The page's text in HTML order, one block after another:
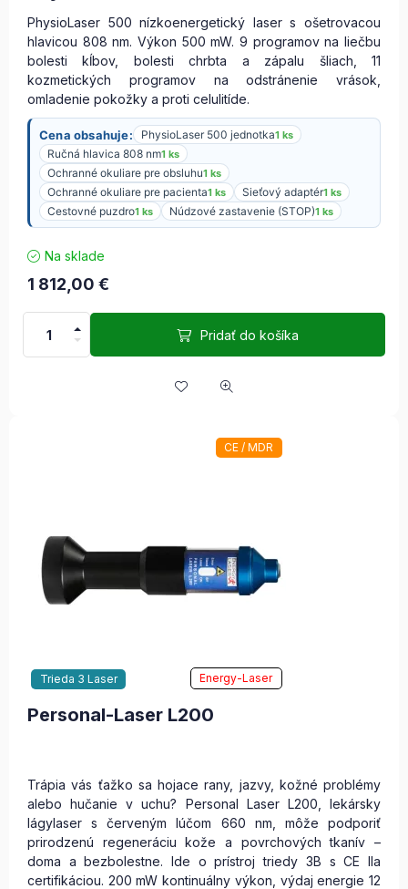
PhysioLaser 500 nízkoenergetický laser s ošetrovacou
hlavicou 808 nm. Výkon 500 mW. 9 programov na liečbu
bolesti kĺbov, bolesti chrbta a zápalu šliach, 11
kozmetických programov na odstránenie vrások,
omladenie pokožky a proti celulitíde.
Cena obsahuje: PhysioLaser 500 jednotka1 ks
Ručná hlavica 808 nm1 ks
Ochranné okuliare pre obsluhu1 ks
Ochranné okuliare pre pacienta1 ks Sieťový adaptér1 ks
Cestovné puzdro1 ks Núdzové zastavenie (STOP)1 ks
Na sklade
1 812,00 €
Pridať do košíka
CE / MDR
Trieda 3 Laser Energy-Laser
Personal-Laser L200
Trápia vás ťažko sa hojace rany, jazvy, kožné problémy
alebo hučanie v uchu? Personal Laser L200, lekársky
lágylaser s červeným lúčom 660 nm, môže podporiť
prirodzenú regeneráciu kože a povrchových tkanív –
doma a bezbolestne. Ide o prístroj triedy 3B s CE IIa
certifikáciou. 200 mW kontinuálny výkon, výdaj energie 12